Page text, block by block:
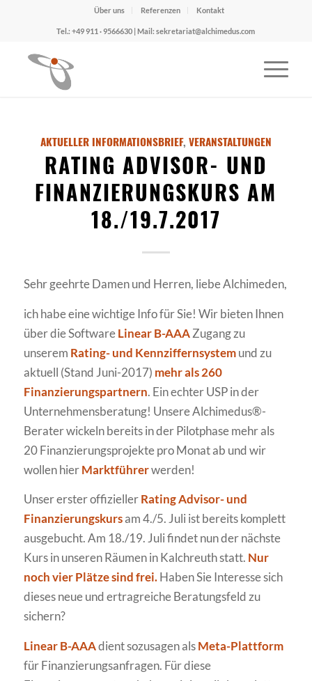
Über uns Referenzen Kontakt
Tel.: +49 911 · 9566630 | Mail: sekretariat@alchimedus.com
AKTUELLER INFORMATIONSBRIEF, VERANSTALTUNGEN
RATING ADVISOR- UND
FINANZIERUNGSKURS AM
18./19.7.2017
Sehr geehrte Damen und Herren, liebe Alchimeden,
ich habe eine wichtige Info für Sie! Wir bieten Ihnen
über die SoftwareLinear B-AAAZugang zu
unserem Rating- und Kennziffernsystemund zu
aktuell (Stand Juni-2017) mehr als 260
Finanzierungspartnern. Ein echter USP in der
Unternehmensberatung! Unsere Alchimedus®-
Berater wickeln bereits in der Pilotphase mehr als
20 Finanzierungsprojekte pro Monat ab und wir
wollen hierMarktführerwerden!
Unser erster offiziellerRating Advisor- und
Finanzierungskursam 4./5. Juli ist bereits komplett
ausgebucht. Am 18./19. Juli findet nun der nächste
Kurs in unseren Räumen in Kalchreuth statt. Nur
noch vier Plätze sind frei.Haben Sie Interesse sich
dieses neue und ertragreiche Beratungsfeld zu
sichern?
Linear B-AAAdient sozusagen alsMeta-Plattform
für Finanzierungsanfragen. Für diese